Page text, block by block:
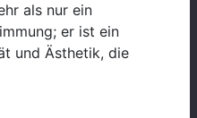
als nur ein
er ist ein
und Ästhetik, die